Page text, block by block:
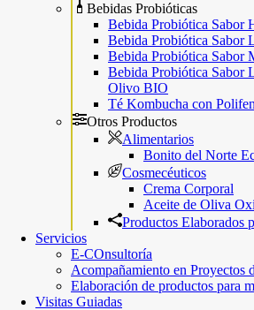
Bebidas Probióticas
Bebida Probiótica Sabor
Bebida Probiótica Sabor
Bebida Probiótica Sabor
Bebida Probiótica Sabor
Olivo BIO
Té Kombucha con
Otros Productos
Alimentarios
Bonito del Norte
Cosmecéuticos
Crema Corporal
Aceite de Oliva
Productos Elaborados
Servicios
E-COnsultoría
Acompañamiento en Proyectos
Elaboración de productos para
Visitas Guiadas